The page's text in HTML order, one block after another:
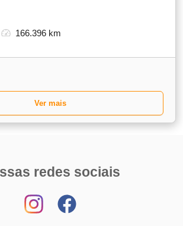
166.396 km
Ver mais
redes sociais